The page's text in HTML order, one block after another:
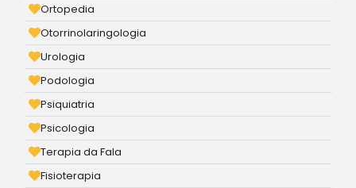
Ortopedia
Otorrinolaringologia
Urologia
Podologia
Psiquiatria
Psicologia
Terapia da Fala
Fisioterapia